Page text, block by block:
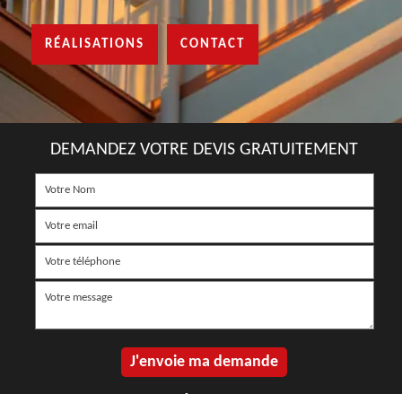
RÉALISATIONS CONTACT
DEMANDEZ VOTRE DEVIS GRATUITEMENT